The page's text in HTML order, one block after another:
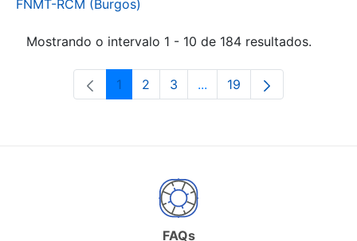
FNMT-RCM (Burgos)
Mostrando o intervalo 1 - 10 de 184 resultados.
Páxina
1 Páxina
2 Páxina
3 ...Páxinas intermedias Use
Páxina
19
FAQs